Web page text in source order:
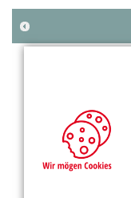
11
18
24
25